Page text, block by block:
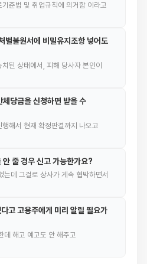
준법 및 취업규칙에 의거함 이라고
벌불원서에 비밀유지조항 넣어도
된 상태에서, 피해 당사자 본인이
당금을 신청하면 받을 수
해서 현재 확정판결까지 나오고
줄 경우 신고 가능한가요?
는데 그걸로 상사가 게속 협박하면서
고 고용주에게 미리 알릴 필요가
데 해고 예고도 안 해주고